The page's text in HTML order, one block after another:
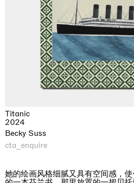
Titanic
2024
Becky Suss
cta_enquire
她的绘画风格细腻又具有空间感，